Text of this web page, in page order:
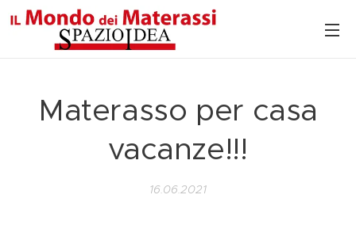
Materasso per casa
vacanze!!!
16.06.2021